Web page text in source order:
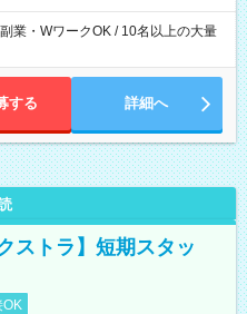
業・WワークOK / 10名以上の大量
する 詳細へ
ストラ】短期スタッ
OK